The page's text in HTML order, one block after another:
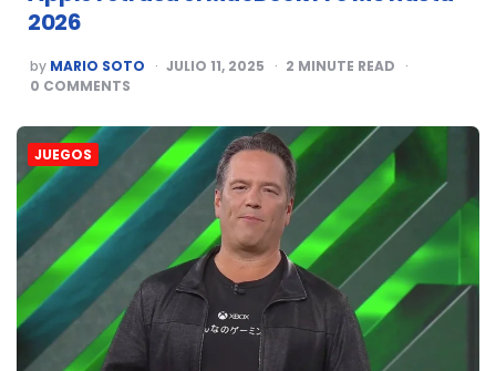
2026
POSTED
BY
by MARIO SOTO JULIO 11, 2025 2 MINUTE READ
0 COMMENTS
JUEGOS